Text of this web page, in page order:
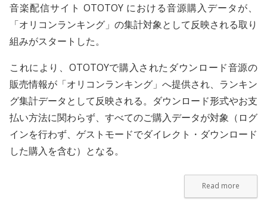
音楽配信サイト OTOTOY における音源購入データが、
「オリコンランキング」の集計対象として反映される取り
組みがスタートした。
これにより、OTOTOYで購入されたダウンロード音源の
販売情報が「オリコンランキング」へ提供され、ランキン
グ集計データとして反映される。ダウンロード形式やお支
払い方法に関わらず、すべてのご購入データが対象（ログ
インを行わず、ゲストモードでダイレクト・ダウンロード
した購入を含む）となる。
Read more